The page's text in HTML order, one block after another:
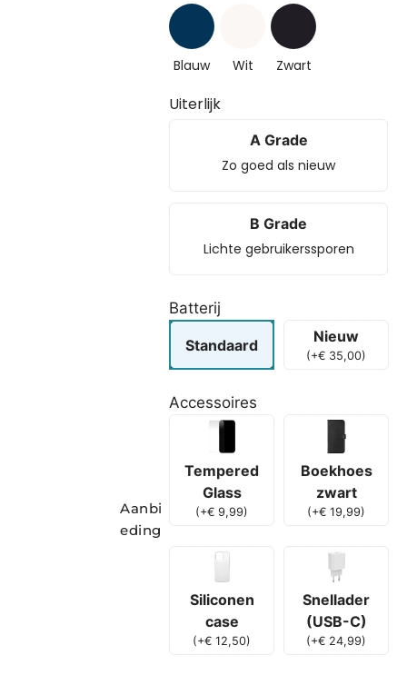
Aanbi
eding
Blauw Wit Zwart
Uiterlijk
A Grade
Zo goed als nieuw
B Grade
Lichte gebruikerssporen
Batterij
Standaard Nieuw
(+€ 35,00)
Accessoires
Tempered
Glass
(+€ 9,99)
Boekhoes
zwart
(+€ 19,99)
Siliconen
case
(+€ 12,50)
Snellader
(USB-C)
(+€ 24,99)